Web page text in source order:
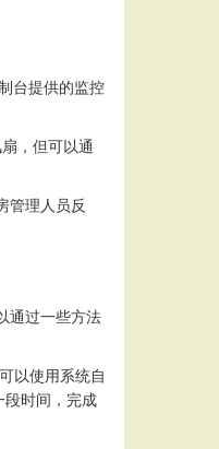
台提供的监控
，但可以通
管理人员反
通过一些方法
以使用系统自
段时间，完成